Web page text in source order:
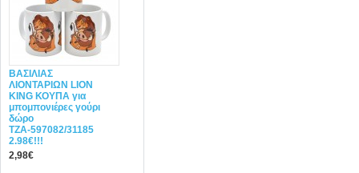
ΒΑΣΙΛΙΑΣ
ΛΙΟΝΤΑΡΙΩΝ LION
KING ΚΟΥΠΑ για
μπομπονιέρες γούρι
δώρο
ΤΖΑ-597082/31185
2.98€!!!
2,98€